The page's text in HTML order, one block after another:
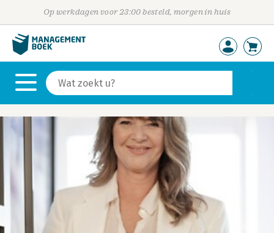
Op werkdagen voor 23:00 besteld, morgen in huis